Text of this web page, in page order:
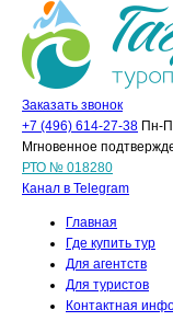
Заказать звонок
+7 (496) 614-27-38 Пн-
Мгновенное
РТО № 018280
Канал в Telegram
Главная
Где купить тур
Для агентств
Для туристов
Контактная